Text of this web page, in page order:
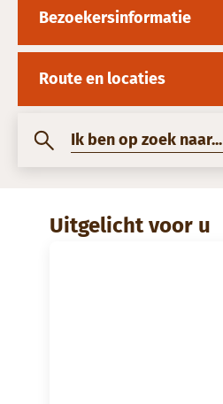
Bezoekersinformatie
Route en locaties
Ik ben op zoek naar...
Uitgelicht voor u